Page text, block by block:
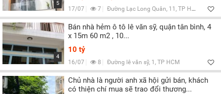
5
17/07 7 Đường Lạc Long Quân, 11, TP HCM
4
Bán nhà hẻm ô tô lê văn sỹ, quận tân bình, 4
x 15m 60 m2 , 10...
10 tỷ
16/07 8 Đường lê văn sỹ, 1, TP HCM
Chủ nhà là người anh xã hội gửi bán, khách
có thiện chí mua sẽ trao đổi thương...